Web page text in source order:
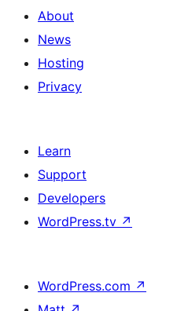
About
News
Hosting
Privacy
Learn
Support
Developers
WordPress.tv ↗
WordPress.com ↗